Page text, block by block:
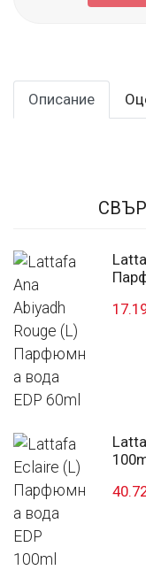
Описание